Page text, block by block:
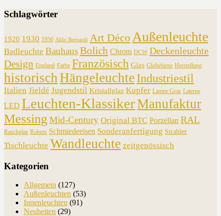
Schlagwörter
1920 1930 1950 Aldo Bernardi Art Déco Außenleuchte
Badleuchte BauhausBolich Chrom DCW Deckenleuchte
Design England Farbe Französisch Glas Globebirne Herstellung
historisch Hängeleuchte Industriestil
Italien Jieldé Jugendstil Kristallglas Kupfer Lampe Gras Laterne
LED Leuchten-KlassikerManufaktur
Messing Mid-Century Original BTC Porzellan RAL
Rauchglas Robers Schmiedeeisen Sonderanfertigung Strahler
Tischleuchte Wandleuchte zeitgenössisch
Kategorien
Allgemein (127)
Außenleuchten (53)
Innenleuchten (91)
Neuheiten (29)